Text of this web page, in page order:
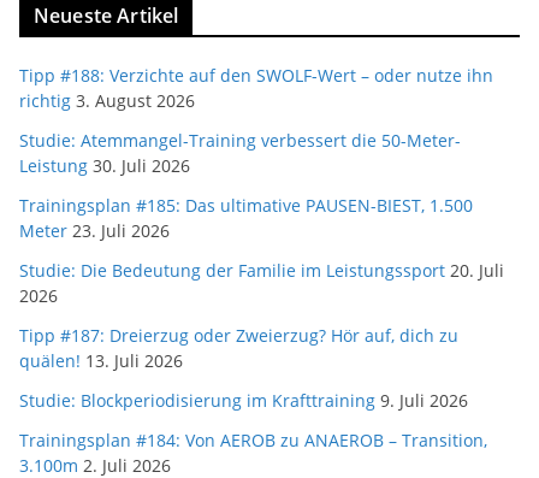
Neueste Artikel
Tipp #188: Verzichte auf den SWOLF-Wert – oder nutze ihn
richtig 3. August 2026
Studie: Atemmangel-Training verbessert die 50-Meter-
Leistung 30. Juli 2026
Trainingsplan #185: Das ultimative PAUSEN-BIEST, 1.500
Meter 23. Juli 2026
Studie: Die Bedeutung der Familie im Leistungssport 20. Juli
2026
Tipp #187: Dreierzug oder Zweierzug? Hör auf, dich zu
quälen! 13. Juli 2026
Studie: Blockperiodisierung im Krafttraining 9. Juli 2026
Trainingsplan #184: Von AEROB zu ANAEROB – Transition,
3.100m 2. Juli 2026